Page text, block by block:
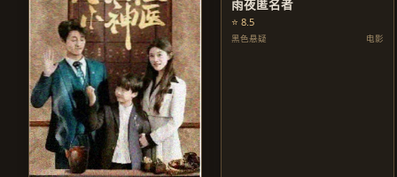
雨夜匿名者
⭐ 8.5
黑色悬疑 电影